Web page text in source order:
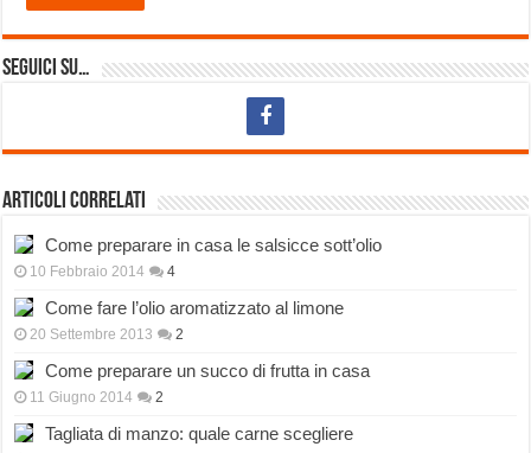
Seguici su…
Articoli correlati
Come preparare in casa le salsicce sott’olio
10 Febbraio 2014 4
Come fare l’olio aromatizzato al limone
20 Settembre 2013 2
Come preparare un succo di frutta in casa
11 Giugno 2014 2
Tagliata di manzo: quale carne scegliere